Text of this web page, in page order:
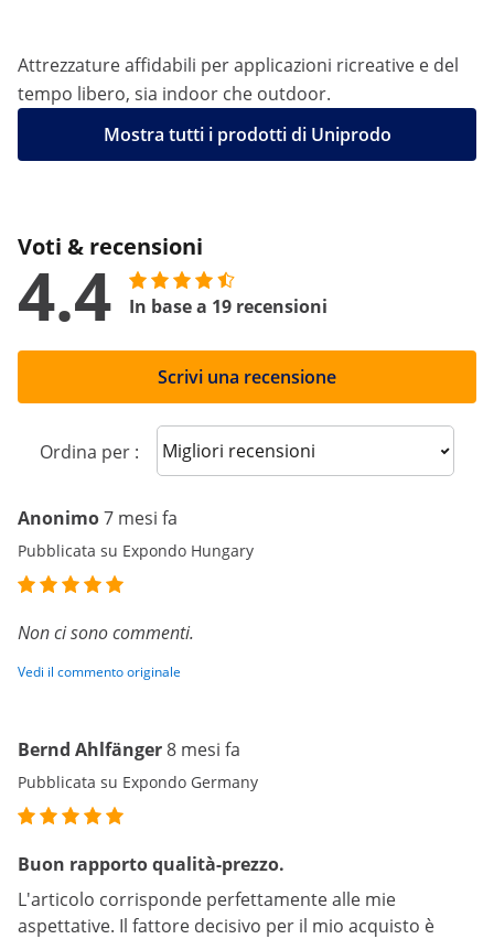
Attrezzature affidabili per applicazioni ricreative e del
tempo libero, sia indoor che outdoor.
Mostra tutti i prodotti di Uniprodo
Voti & recensioni
4.4 In base a 19 recensioni
Scrivi una recensione
Ordina per : Sort reviews
Anonimo7 mesi fa
Pubblicata su Expondo Hungary
Non ci sono commenti.
Vedi il commento originale
Bernd Ahlfänger8 mesi fa
Pubblicata su Expondo Germany
Buon rapporto qualità-prezzo.
L'articolo corrisponde perfettamente alle mie
aspettative. Il fattore decisivo per il mio acquisto è